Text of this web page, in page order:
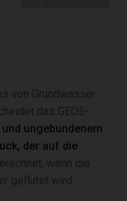
von Grundwasser
das GEO5-
ungebundenem
der auf die
wenn die
geflutet wird.